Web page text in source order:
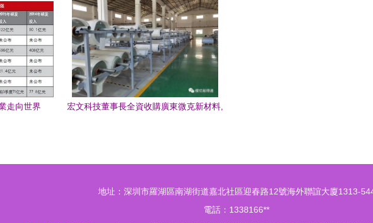
走向世界
宏文科技董事長全資收購廣東微克新材料,
地址：深圳市羅湖區南湖街道嘉北社區迎春路12號海外聯誼大廈1313-
電話：1338166**